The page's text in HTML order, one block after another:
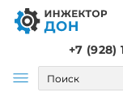
+7 (928)